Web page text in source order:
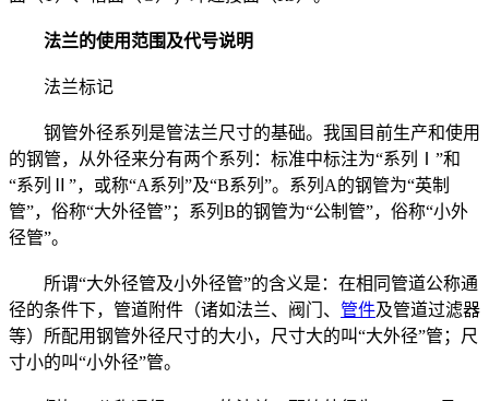
法兰的使用范围及代号说明
法兰标记
钢管外径系列是管法兰尺寸的基础。我国目前生产和使用
的钢管，从外径来分有两个系列：标准中标注为“系列Ⅰ”和
“系列Ⅱ”，或称“A系列”及“B系列”。系列A的钢管为“英制
管”，俗称“大外径管”；系列B的钢管为“公制管”，俗称“小外
径管”。
所谓“大外径管及小外径管”的含义是：在相同管道公称通
径的条件下，管道附件（诸如法兰、阀门、 管件及管道过滤器
等）所配用钢管外径尺寸的大小，尺寸大的叫“大外径”管；尺
寸小的叫“小外径”管。